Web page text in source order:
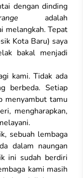
dengan dinding
adalah
melangkah. Tepat
Kota Baru) saya
bakal menjadi
kami. Tidak ada
berbeda. Setiap
menyambut tamu
mengharapkan,
sebuah lembaga
dalam naungan
ini sudah berdiri
kami masih